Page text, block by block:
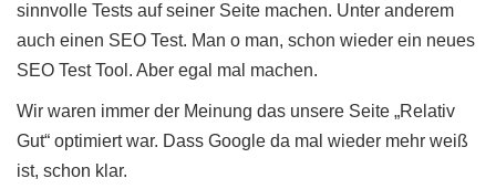
sinnvolle Tests auf seiner Seite machen. Unter anderem
auch einen SEO Test. Man o man, schon wieder ein neues
SEO Test Tool. Aber egal mal machen.
Wir waren immer der Meinung das unsere Seite „Relativ
Gut“ optimiert war. Dass Google da mal wieder mehr weiß
ist, schon klar.